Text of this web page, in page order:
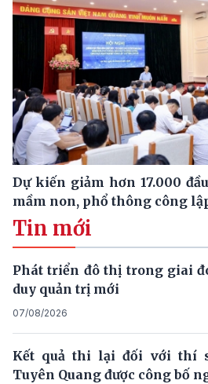
Dự kiến giảm hơn 17.000
mầm non, phổ thông công
Tin mới
Phát triển đô thị trong giai
duy quản trị mới
07/08/2026
Kết quả thi lại đối với thí
Tuyên Quang được công bố